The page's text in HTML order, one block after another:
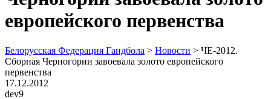
европейского первенства
Белорусская Федерация Гандбола > Новости > ЧЕ-2012.
Сборная Черногории завоевала золото европейского
первенства
17.12.2012
dev9